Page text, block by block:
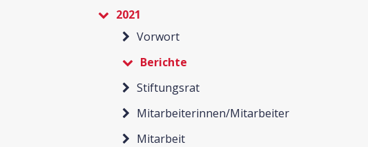
2021
Vorwort
Berichte
Stiftungsrat
Mitarbeiterinnen/Mitarbeiter
Mitarbeit